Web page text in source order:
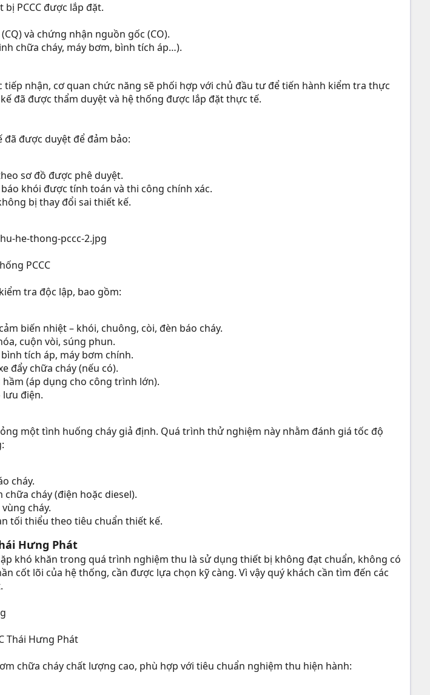
PCCC được lắp đặt.
và chứng nhận nguồn gốc (CO).
chữa cháy, máy bơm, bình tích áp…).
nhận, cơ quan chức năng sẽ phối hợp với chủ đầu tư để tiến hành kiểm tra thực
đã được thẩm duyệt và hệ thống được lắp đặt thực tế.
đã được duyệt để đảm bảo:
sơ đồ được phê duyệt.
khói được tính toán và thi công chính xác.
bị thay đổi sai thiết kế.
PCCC
tra độc lập, bao gồm:
biến nhiệt – khói, chuông, còi, đèn báo cháy.
cuộn vòi, súng phun.
tích áp, máy bơm chính.
đẩy chữa cháy (nếu có).
(áp dụng cho công trình lớn).
lưu điện.
một tình huống cháy giả định. Quá trình thử nghiệm này nhằm đánh giá tốc độ
cháy.
cháy (điện hoặc diesel).
cháy.
tối thiểu theo tiêu chuẩn thiết kế.
Hưng Phát
khó khăn trong quá trình nghiệm thu là sử dụng thiết bị không đạt chuẩn, không có
cốt lõi của hệ thống, cần được lựa chọn kỹ càng. Vì vậy quý khách cần tìm đến các
Thái Hưng Phát
chữa cháy chất lượng cao, phù hợp với tiêu chuẩn nghiệm thu hiện hành: